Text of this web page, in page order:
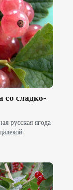
со сладко-
русская ягода